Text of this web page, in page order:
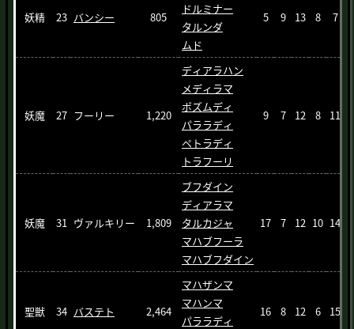
妖精 23 バンシー 805
ドルミナー
タルンダ
ムド
5 9 13 8 7
妖魔 27 フーリー 1,220
ディアラハン
メディラマ
ポズムディ
パララディ
ペトラディ
トラフーリ
9 7 12 8 11
妖魔 31 ヴァルキリー 1,809
ブフダイン
ディアラマ
タルカジャ
マハブフーラ
マハブフダイン
17 7 12 10 14
聖獣 34 バステト 2,464
マハザンマ
マハンマ
パララディ
16 8 12 6 15